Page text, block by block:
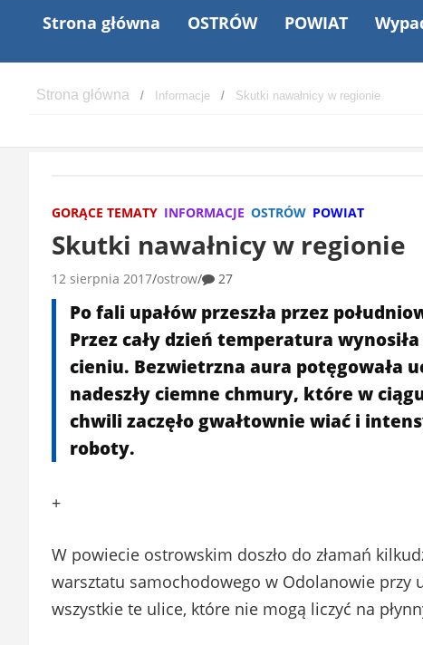
Strona główna OSTRÓW POWIAT
Informacje Skutki nawałnicy w regionie
GORĄCE TEMATY INFORMACJE OSTRÓW POWIAT
Skutki nawałnicy w regionie
12 sierpnia 2017 ostrow 27
Po fali upałów przeszła przez
Przez cały dzień temperatura
cieniu. Bezwietrzna aura potęgowała
nadeszły ciemne chmury, które w
chwili zaczęło gwałtownie wiać i
roboty.
+
W powiecie ostrowskim doszło do złamań
warsztatu samochodowego w Odolanowie przy
wszystkie te ulice, które nie mogą liczyć na